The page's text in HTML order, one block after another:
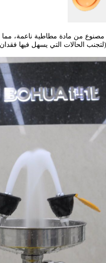
من مادة مطاطية ناعمة، مما
الحالات التي يسهل فيها